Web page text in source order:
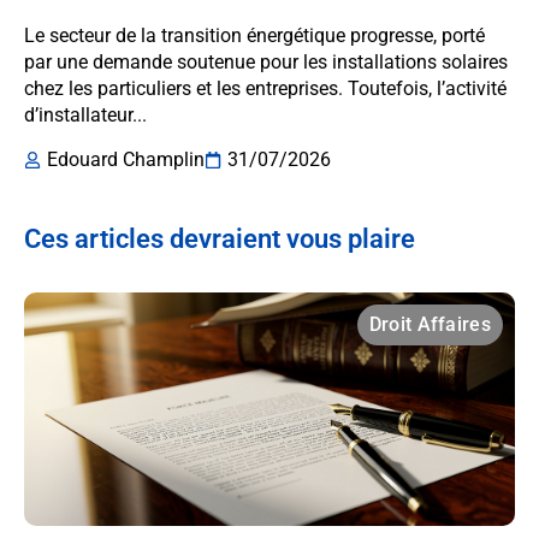
Le secteur de la transition énergétique progresse, porté
par une demande soutenue pour les installations solaires
chez les particuliers et les entreprises. Toutefois, l’activité
d’installateur...
Edouard Champlin
31/07/2026
Ces articles devraient vous plaire
Droit Affaires